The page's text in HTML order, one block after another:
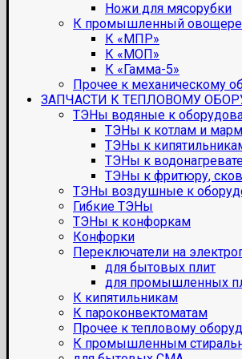
Ножи для мясорубки
К промышленный
К «МПР»
К «МОП»
К «Гамма-5»
Прочее к механическому
ЗАПЧАСТИ К ТЕПЛОВОМУ
ТЭНы водяные к
ТЭНы к котлам и
ТЭНы к
ТЭНы к
ТЭНы к фритюру,
ТЭНы воздушные к
Гибкие ТЭНы
ТЭНы к конфоркам
Конфорки
Переключатели на
для бытовых плит
для промышленных
К кипятильникам
К пароконвектоматам
Прочее к тепловому
К промышленным